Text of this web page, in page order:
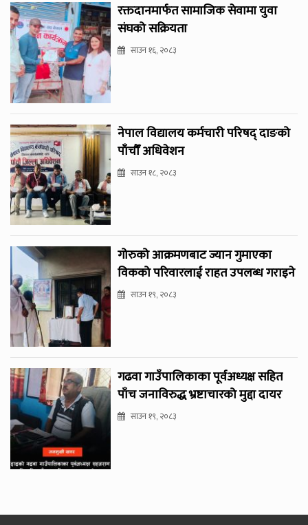
रक्तदानमार्फत सामाजिक सेवामा युवा
संघको सक्रियता
साउन १६, २०८३
नेपाल विद्यालय कर्मचारी परिषद् दाङको
पाँचौँ अधिवेशन
साउन १८, २०८३
गोरुको आक्रमणबाट ज्यान गुमाएका
विकको परिवारलाई राहत उपलब्ध गराइने
साउन १९, २०८३
गढवा गाउँपालिकाका पूर्वअध्यक्ष सहित
पाँच जनाविरुद्ध भ्रष्टाचारको मुद्दा दायर
साउन १९, २०८३